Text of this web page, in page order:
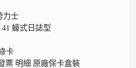
士
蠔式日誌型
卡
明細 原廠保卡盒裝